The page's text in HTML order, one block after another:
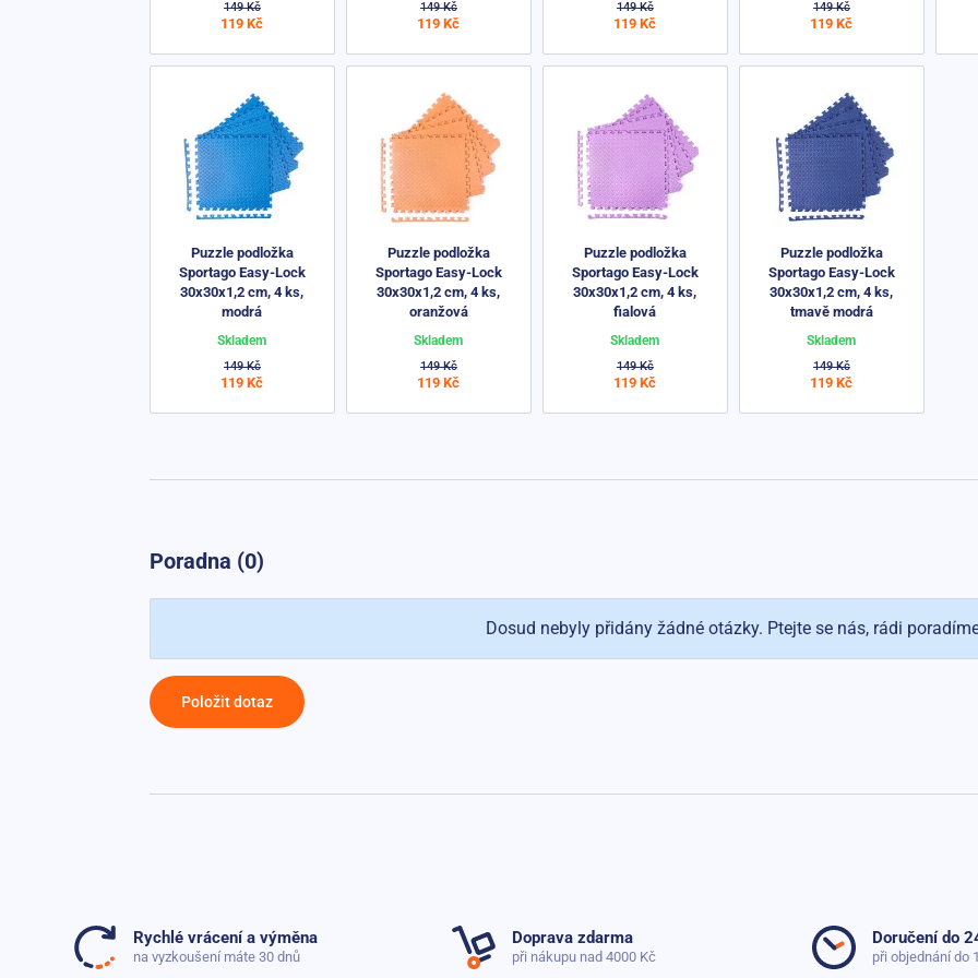
149 Kč
119 Kč
149 Kč
119 Kč
149 Kč
119 Kč
149 Kč
119 Kč
Puzzle podložka
Sportago Easy-Lock
30x30x1,2 cm, 4 ks,
modrá
149 Kč
119 Kč
Skladem
Puzzle podložka
Sportago Easy-Lock
30x30x1,2 cm, 4 ks,
oranžová
149 Kč
119 Kč
Skladem
Puzzle podložka
Sportago Easy-Lock
30x30x1,2 cm, 4 ks,
fialová
149 Kč
119 Kč
Skladem
Puzzle podložka
Sportago Easy-Lock
30x30x1,2 cm, 4 ks,
tmavě modrá
149 Kč
119 Kč
Skladem
Poradna (0)
Dosud nebyly přidány žádné otázky. Ptejte se nás, rádi
Položit dotaz
Rychlé vrácení a výměna
na vyzkoušení máte 30 dnů
Doprava zdarma
při nákupu nad 4000 Kč
Doručení do
při objednání do